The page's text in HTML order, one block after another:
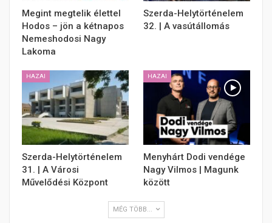
Megint megtelik élettel
Hodos – jön a kétnapos
Nemeshodosi Nagy
Lakoma
Szerda-Helytörténelem
32. | A vasútállomás
HAZAI
Szerda-Helytörténelem
31. | A Városi
Művelődési Központ
HAZAI
Menyhárt Dodi vendége
Nagy Vilmos | Magunk
között
MÉG TÖBB...